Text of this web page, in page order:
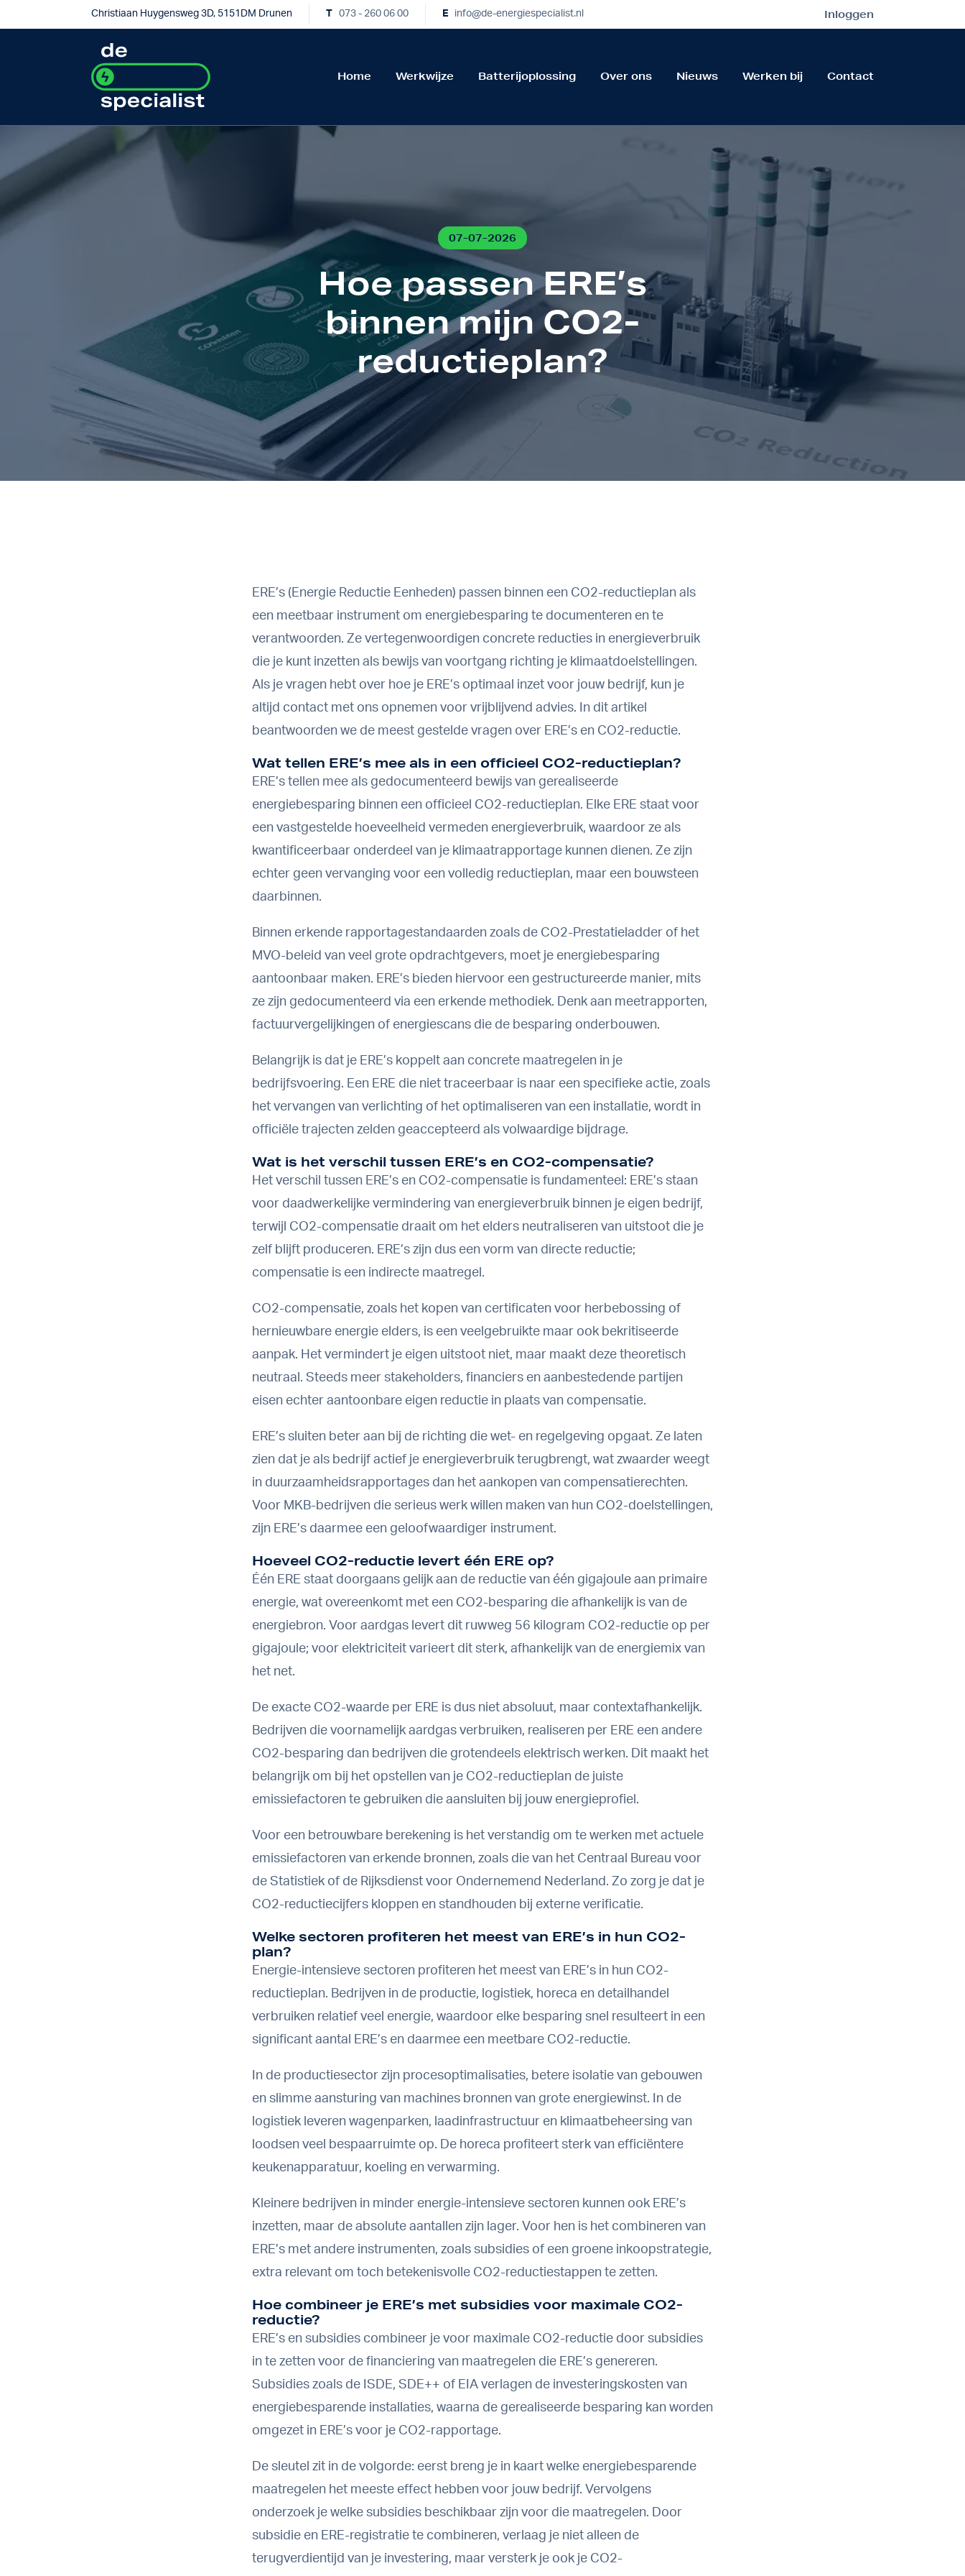
Christiaan Huygensweg 3D, 5151DM Drunen T 073 - 260 06 00 E info@de-energiespecialist.nl Inloggen
Home Werkwijze Batterijoplossing Over ons Nieuws Werken bij Contact
07-07-2026
Hoe passen ERE’s
binnen mijn CO2-
reductieplan?
ERE’s (Energie Reductie Eenheden) passen binnen een CO2-reductieplan als
een meetbaar instrument om energiebesparing te documenteren en te
verantwoorden. Ze vertegenwoordigen concrete reducties in energieverbruik
die je kunt inzetten als bewijs van voortgang richting je klimaatdoelstellingen.
Als je vragen hebt over hoe je ERE’s optimaal inzet voor jouw bedrijf, kun je
altijd contact met ons opnemen voor vrijblijvend advies. In dit artikel
beantwoorden we de meest gestelde vragen over ERE’s en CO2-reductie.
Wat tellen ERE’s mee als in een officieel CO2-reductieplan?
ERE’s tellen mee als gedocumenteerd bewijs van gerealiseerde
energiebesparing binnen een officieel CO2-reductieplan. Elke ERE staat voor
een vastgestelde hoeveelheid vermeden energieverbruik, waardoor ze als
kwantificeerbaar onderdeel van je klimaatrapportage kunnen dienen. Ze zijn
echter geen vervanging voor een volledig reductieplan, maar een bouwsteen
daarbinnen.
Binnen erkende rapportagestandaarden zoals de CO2-Prestatieladder of het
MVO-beleid van veel grote opdrachtgevers, moet je energiebesparing
aantoonbaar maken. ERE’s bieden hiervoor een gestructureerde manier, mits
ze zijn gedocumenteerd via een erkende methodiek. Denk aan meetrapporten,
factuurvergelijkingen of energiescans die de besparing onderbouwen.
Belangrijk is dat je ERE’s koppelt aan concrete maatregelen in je
bedrijfsvoering. Een ERE die niet traceerbaar is naar een specifieke actie, zoals
het vervangen van verlichting of het optimaliseren van een installatie, wordt in
officiële trajecten zelden geaccepteerd als volwaardige bijdrage.
Wat is het verschil tussen ERE’s en CO2-compensatie?
Het verschil tussen ERE’s en CO2-compensatie is fundamenteel: ERE’s staan
voor daadwerkelijke vermindering van energieverbruik binnen je eigen bedrijf,
terwijl CO2-compensatie draait om het elders neutraliseren van uitstoot die je
zelf blijft produceren. ERE’s zijn dus een vorm van directe reductie;
compensatie is een indirecte maatregel.
CO2-compensatie, zoals het kopen van certificaten voor herbebossing of
hernieuwbare energie elders, is een veelgebruikte maar ook bekritiseerde
aanpak. Het vermindert je eigen uitstoot niet, maar maakt deze theoretisch
neutraal. Steeds meer stakeholders, financiers en aanbestedende partijen
eisen echter aantoonbare eigen reductie in plaats van compensatie.
ERE’s sluiten beter aan bij de richting die wet- en regelgeving opgaat. Ze laten
zien dat je als bedrijf actief je energieverbruik terugbrengt, wat zwaarder weegt
in duurzaamheidsrapportages dan het aankopen van compensatierechten.
Voor MKB-bedrijven die serieus werk willen maken van hun CO2-doelstellingen,
zijn ERE’s daarmee een geloofwaardiger instrument.
Hoeveel CO2-reductie levert één ERE op?
Één ERE staat doorgaans gelijk aan de reductie van één gigajoule aan primaire
energie, wat overeenkomt met een CO2-besparing die afhankelijk is van de
energiebron. Voor aardgas levert dit ruwweg 56 kilogram CO2-reductie op per
gigajoule; voor elektriciteit varieert dit sterk, afhankelijk van de energiemix van
het net.
De exacte CO2-waarde per ERE is dus niet absoluut, maar contextafhankelijk.
Bedrijven die voornamelijk aardgas verbruiken, realiseren per ERE een andere
CO2-besparing dan bedrijven die grotendeels elektrisch werken. Dit maakt het
belangrijk om bij het opstellen van je CO2-reductieplan de juiste
emissiefactoren te gebruiken die aansluiten bij jouw energieprofiel.
Voor een betrouwbare berekening is het verstandig om te werken met actuele
emissiefactoren van erkende bronnen, zoals die van het Centraal Bureau voor
de Statistiek of de Rijksdienst voor Ondernemend Nederland. Zo zorg je dat je
CO2-reductiecijfers kloppen en standhouden bij externe verificatie.
Welke sectoren profiteren het meest van ERE’s in hun CO2-
plan?
Energie-intensieve sectoren profiteren het meest van ERE’s in hun CO2-
reductieplan. Bedrijven in de productie, logistiek, horeca en detailhandel
verbruiken relatief veel energie, waardoor elke besparing snel resulteert in een
significant aantal ERE’s en daarmee een meetbare CO2-reductie.
In de productiesector zijn procesoptimalisaties, betere isolatie van gebouwen
en slimme aansturing van machines bronnen van grote energiewinst. In de
logistiek leveren wagenparken, laadinfrastructuur en klimaatbeheersing van
loodsen veel bespaarruimte op. De horeca profiteert sterk van efficiëntere
keukenapparatuur, koeling en verwarming.
Kleinere bedrijven in minder energie-intensieve sectoren kunnen ook ERE’s
inzetten, maar de absolute aantallen zijn lager. Voor hen is het combineren van
ERE’s met andere instrumenten, zoals subsidies of een groene inkoopstrategie,
extra relevant om toch betekenisvolle CO2-reductiestappen te zetten.
Hoe combineer je ERE’s met subsidies voor maximale CO2-
reductie?
ERE’s en subsidies combineer je voor maximale CO2-reductie door subsidies
in te zetten voor de financiering van maatregelen die ERE’s genereren.
Subsidies zoals de ISDE, SDE++ of EIA verlagen de investeringskosten van
energiebesparende installaties, waarna de gerealiseerde besparing kan worden
omgezet in ERE’s voor je CO2-rapportage.
De sleutel zit in de volgorde: eerst breng je in kaart welke energiebesparende
maatregelen het meeste effect hebben voor jouw bedrijf. Vervolgens
onderzoek je welke subsidies beschikbaar zijn voor die maatregelen. Door
subsidie en ERE-registratie te combineren, verlaag je niet alleen de
terugverdientijd van je investering, maar versterk je ook je CO2-